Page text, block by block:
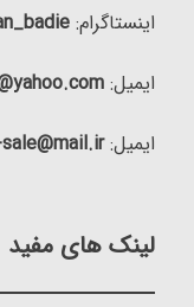
اینستاگرام:
ایمیل:
ایمیل:
لینک های مفید